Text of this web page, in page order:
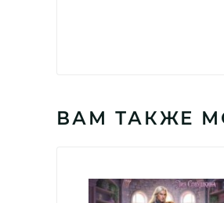
ВАМ ТАКЖЕ